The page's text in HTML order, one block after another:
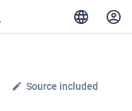
Source included